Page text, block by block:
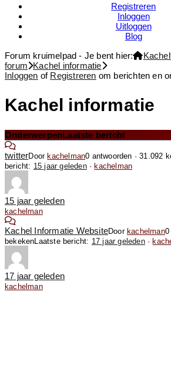
Registreren
Inloggen
Uitloggen
Blog
Forum kruimelpad - Je bent hier:
forum
Kachel informatie
Inloggen of Registreren om berichten en
Kachel informatie
OnderwerpenLaatste bericht
twitterDoor kachelman0 antwoorden · 31.092
bericht: 15 jaar geleden· kachelman
15 jaar geleden
kachelman
Kachel Informatie WebsiteDoor kachelman0
bekeken Laatste bericht: 17 jaar geleden·
17 jaar geleden
kachelman